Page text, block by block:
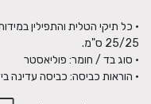
• הוראות כביסה: כביסה עדינה